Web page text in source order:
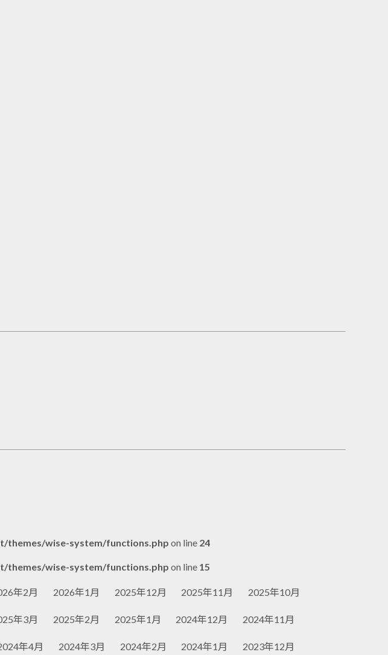
themes/wise-system/functions.php on line 24
themes/wise-system/functions.php on line 15
年2月 2026年1月 2025年12月 2025年11月 2025年10月
年3月 2025年2月 2025年1月 2024年12月 2024年11月
年4月 2024年3月 2024年2月 2024年1月 2023年12月